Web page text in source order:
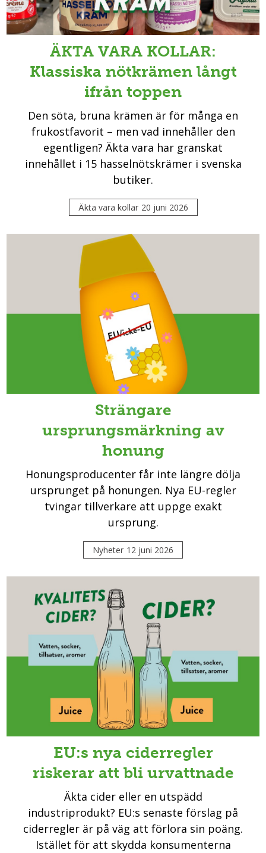
ÄKTA VARA KOLLAR:
Klassiska nötkrämen långt
ifrån toppen
Den söta, bruna krämen är för många en
frukostfavorit – men vad innehåller den
egentligen? Äkta vara har granskat
innehållet i 15 hasselnötskrämer i svenska
butiker.
Äkta vara kollar 20 juni 2026
Strängare
ursprungsmärkning av
honung
Honungsproducenter får inte längre dölja
ursprunget på honungen. Nya EU-regler
tvingar tillverkare att uppge exakt
ursprung.
Nyheter 12 juni 2026
EU:s nya ciderregler
riskerar att bli urvattnade
Äkta cider eller en utspädd
industriprodukt? EU:s senaste förslag på
ciderregler är på väg att förlora sin poäng.
Istället för att skydda konsumenterna